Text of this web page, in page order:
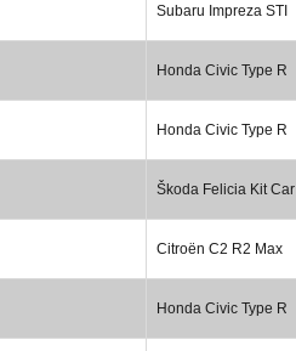
Subaru Impreza STI
Honda Civic Type R
Honda Civic Type R
Škoda Felicia Kit Car
Citroën C2 R2 Max
Honda Civic Type R